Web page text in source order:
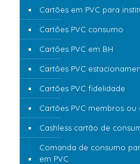
Cartões em PVC para
Cartões PVC consumo
Cartões PVC em BH
Cartões PVC
Cartões PVC fidelidade
Cartões PVC membros ou
Cashless cartão de
Comanda de consumo
em PVC